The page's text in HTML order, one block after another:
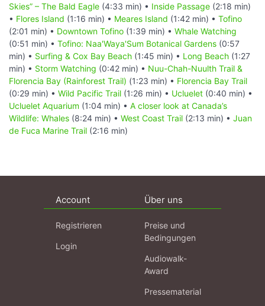
Skies” – The Bald Eagle (4:33 min) • Inside Passage (2:18 min)
• Flores Island (1:16 min) • Meares Island (1:42 min) • Tofino
(2:01 min) • Downtown Tofino (1:39 min) • Whale Watching
(0:51 min) • Tofino: Naa'Waya'Sum Botanical Gardens (0:57
min) • Surfing & Cox Bay Beach (1:45 min) • Long Beach (1:27
min) • Storm Watching (0:42 min) • Nuu-Chah-Nuulth Trail &
Florencia Bay (Rainforest Trail) (1:23 min) • Florencia Bay Trail
(0:29 min) • Wild Pacific Trail (1:26 min) • Ucluelet (0:40 min) •
Ucluelet Aquarium (1:04 min) • A closer look at Canada’s
Wildlife: Whales (8:24 min) • West Coast Trail (2:13 min) • Juan
de Fuca Marine Trail (2:16 min)
Account
Registrieren
Login
Über uns
Preise und
Bedingungen
Audiowalk-
Award
Pressematerial